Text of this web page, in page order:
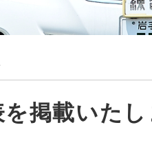
を掲載いたし